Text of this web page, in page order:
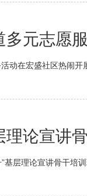
多元志愿
动在宏盛社区热闹开
论宣讲
基层理论宣讲骨干培